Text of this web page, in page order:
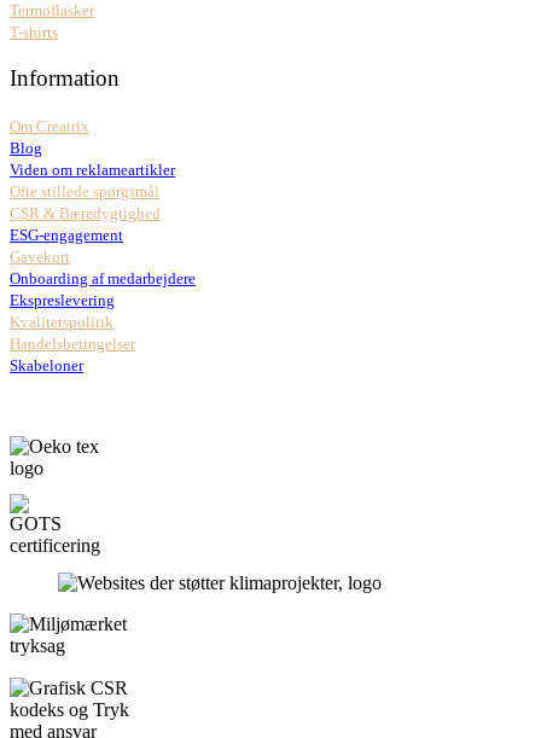
Termoflasker
T-shirts
Information
Om Creatrix
Blog
Viden om reklameartikler
Ofte stillede spørgsmål
CSR & Bæredygtighed
ESG-engagement
Gavekort
Onboarding af medarbejdere
Ekspreslevering
Kvalitetspolitik
Handelsbetingelser
Skabeloner